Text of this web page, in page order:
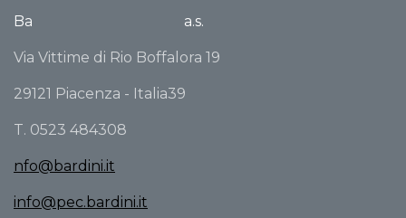
Ba a.s.
Via Vittime di Rio Boffalora 19
29121 Piacenza - Italia39
T. 0523 484308
nfo@bardini.it
info@pec.bardini.it